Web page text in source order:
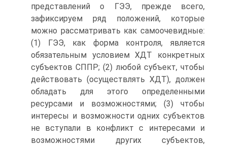
представлений о ГЭЭ, прежде всего,
зафиксируем ряд положений, которые
можно рассматривать как самоочевидные:
(1) ГЭЭ, как форма контроля, является
обязательным условием ХДТ конкретных
субъектов СППР; (2) любой субъект, чтобы
действовать (осуществлять ХДТ), должен
обладать для этого определенными
ресурсами и возможностями; (3) чтобы
интересы и возможности одних субъектов
не вступали в конфликт с интересами и
возможностями других субъектов,